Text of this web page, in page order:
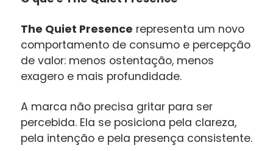
The Quiet Presence representa um novo
comportamento de consumo e percepção
de valor: menos ostentação, menos
exagero e mais profundidade.
A marca não precisa gritar para ser
percebida. Ela se posiciona pela clareza,
pela intenção e pela presença consistente.